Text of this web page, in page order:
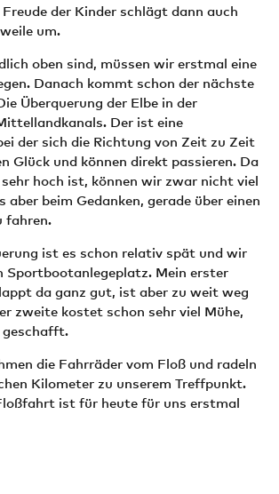
der Kinder schlägt dann auch
um.
oben sind, müssen wir erstmal eine
Danach kommt schon der nächste
Überquerung der Elbe in der
Der ist eine
der sich die Richtung von Zeit zu Zeit
Glück und können direkt passieren. Da
hoch ist, können wir zwar nicht viel
aber beim Gedanken, gerade über einen
fahren.
ist es schon relativ spät und wir
Sportbootanlegeplatz. Mein erster
da ganz gut, ist aber zu weit weg
zweite kostet schon sehr viel Mühe,
geschafft.
die Fahrräder vom Floß und radeln
Kilometer zu unserem Treffpunkt.
ist für heute für uns erstmal